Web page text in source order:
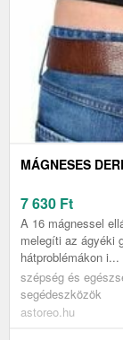
MÁGNESES
7 630 Ft
A 16 mágnessel
melegíti az ágyéki
hátproblémákon i...
szépség és
segédeszközök
astoreo.hu